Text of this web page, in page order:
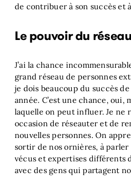
de contribuer à son succès et
Le pouvoir du
J’ai la chance
grand réseau de personnes
je dois beaucoup du succès
année. C’est une chance, oui,
laquelle on peut influer. Je ne
occasion de réseauter et de
nouvelles personnes. On
sortir de nos ornières, à parler
vécus et expertises différents
avec des gens qui partagent